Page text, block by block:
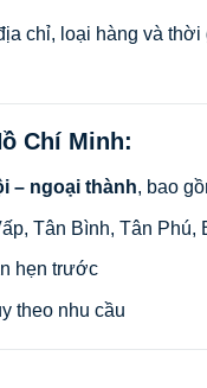
chỉ, loại hàng và
Chí Minh:
– ngoại thành, bao
Tân Bình, Tân
hẹn trước
theo nhu cầu